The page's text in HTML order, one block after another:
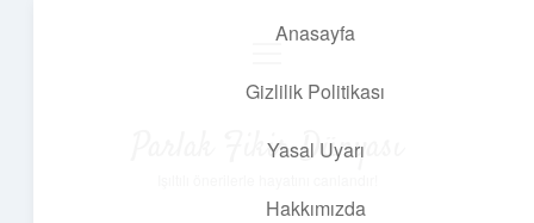
Anasayfa
Gizlilik Politikası
Yasal Uyarı
Hakkımızda
Parlak Fikir Dünyası